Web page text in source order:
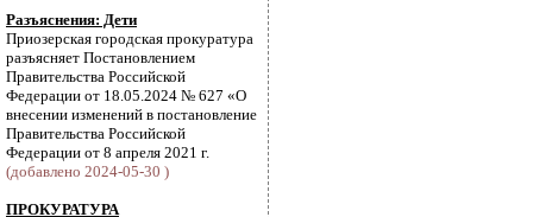
Разъяснения: Дети
Приозерская городская прокуратура
разъясняет Постановлением
Правительства Российской
Федерации от 18.05.2024 № 627 «О
внесении изменений в постановление
Правительства Российской
Федерации от 8 апреля 2021 г.
(добавлено 2024-05-30 )
ПРОКУРАТУРА